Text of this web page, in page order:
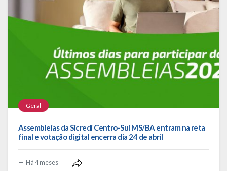
Geral
Assembleias da Sicredi Centro-Sul MS/BA entram na reta
final e votação digital encerra dia 24 de abril
Há 4 meses